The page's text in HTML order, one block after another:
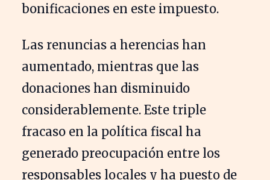
bonificaciones en este impuesto.
Las renuncias a herencias han
aumentado, mientras que las
donaciones han disminuido
considerablemente. Este triple
fracaso en la política fiscal ha
generado preocupación entre los
responsables locales y ha puesto de